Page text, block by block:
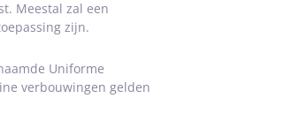
Meestal zal een
zijn.
Uniforme
verbouwingen gelden